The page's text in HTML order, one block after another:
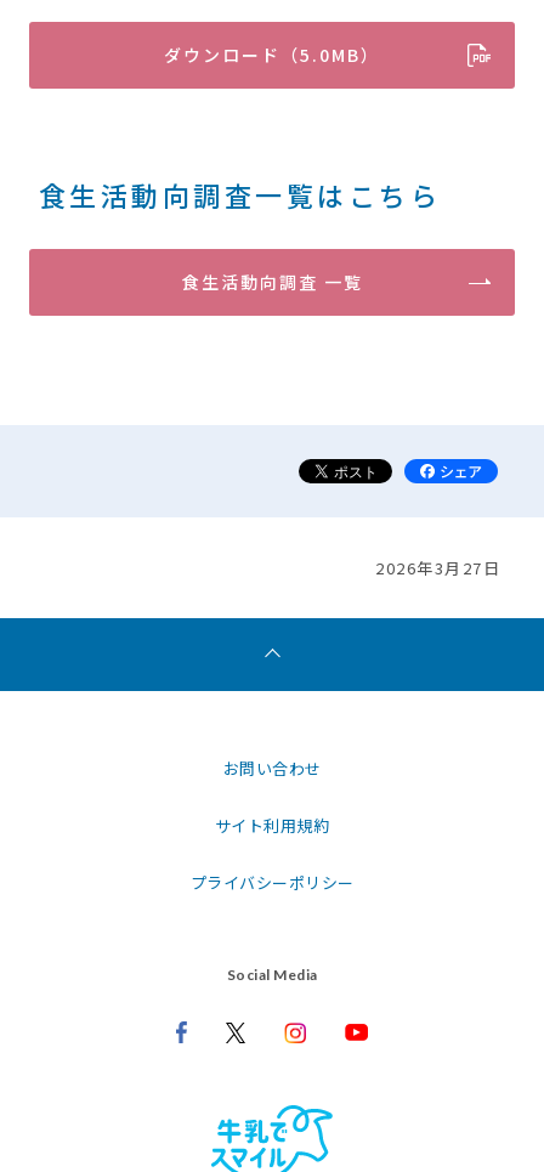
ダウンロード（5.0MB）
食生活動向調査一覧はこちら
食生活動向調査 一覧
2026年3月27日
お問い合わせ
サイト利用規約
プライバシーポリシー
Social Media